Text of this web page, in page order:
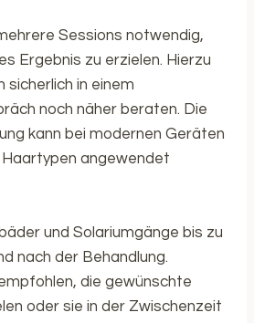
Sessions notwendig,
Ergebnis zu erzielen. Hierzu
sicherlich in einem
noch näher beraten. Die
kann bei modernen Geräten
angewendet
und Solariumgänge bis zu
nach der Behandlung.
die gewünschte
oder sie in der Zwischenzeit